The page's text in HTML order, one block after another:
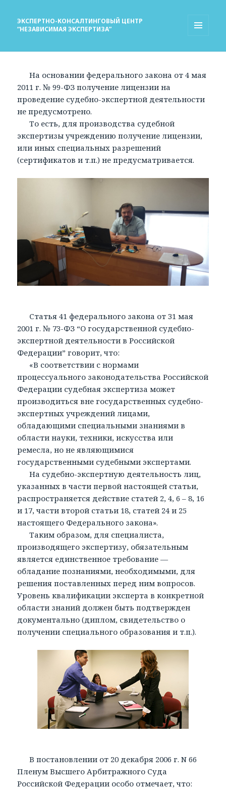
ЭКСПЕРТНО-КОНСАЛТИНГОВЫЙ ЦЕНТР
“НЕЗАВИСИМАЯ ЭКСПЕРТИЗА”
На основании федерального закона от 4 мая
2011 г. № 99-ФЗ получение лицензии на
проведение судебно-экспертной деятельности
не предусмотрено.
То есть, для производства судебной
экспертизы учреждению получение лицензии,
или иных специальных разрешений
(сертификатов и т.п.) не предусматривается.
Статья 41 федерального закона от 31 мая
2001 г. № 73-ФЗ “О государственной судебно-
экспертной деятельности в Российской
Федерации” говорит, что:
«В соответствии с нормами
процессуального законодательства Российской
Федерации судебная экспертиза может
производиться вне государственных судебно-
экспертных учреждений лицами,
обладающими специальными знаниями в
области науки, техники, искусства или
ремесла, но не являющимися
государственными судебными экспертами.
На судебно-экспертную деятельность лиц,
указанных в части первой настоящей статьи,
распространяется действие статей 2, 4, 6 – 8, 16
и 17, части второй статьи 18, статей 24 и 25
настоящего Федерального закона».
Таким образом, для специалиста,
производящего экспертизу, обязательным
является единственное требование —
обладание познаниями, необходимыми, для
решения поставленных перед ним вопросов.
Уровень квалификации эксперта в конкретной
области знаний должен быть подтвержден
документально (диплом, свидетельство о
получении специального образования и т.п.).
В постановлении от 20 декабря 2006 г. N 66
Пленум Высшего Арбитражного Суда
Российской Федерации особо отмечает, что: